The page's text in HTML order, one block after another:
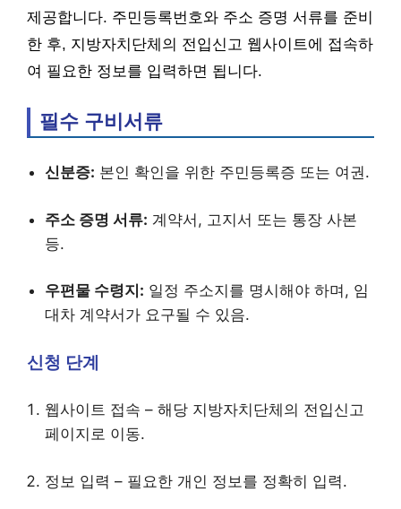
제공합니다. 주민등록번호와 주소 증명 서류를 준비
한 후, 지방자치단체의 전입신고 웹사이트에 접속하
여 필요한 정보를 입력하면 됩니다.
필수 구비서류
신분증: 본인 확인을 위한 주민등록증 또는 여권.
주소 증명 서류: 계약서, 고지서 또는 통장 사본
등.
우편물 수령지: 일정 주소지를 명시해야 하며, 임
대차 계약서가 요구될 수 있음.
신청 단계
웹사이트 접속 – 해당 지방자치단체의 전입신고
페이지로 이동.
정보 입력 – 필요한 개인 정보를 정확히 입력.